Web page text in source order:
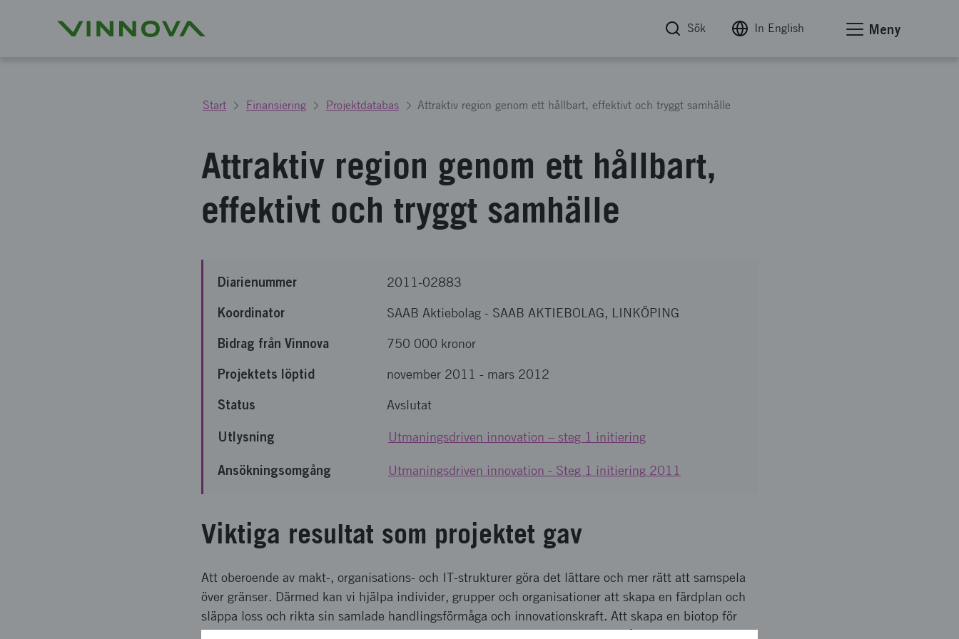
Sök In English Meny
Start Finansiering Projektdatabas Attraktiv region genom ett hållbart, effektivt och tryggt samhälle
Attraktiv region genom ett hållbart,
effektivt och tryggt samhälle
Diarienummer 2011-02883
Koordinator SAAB Aktiebolag - SAAB AKTIEBOLAG, LINKÖPING
Bidrag från Vinnova 750 000 kronor
Projektets löptid november 2011 - mars 2012
Status Avslutat
Utlysning Utmaningsdriven innovation – steg 1 initiering
Ansökningsomgång Utmaningsdriven innovation - Steg 1 initiering 2011
Viktiga resultat som projektet gav
Att oberoende av makt-, organisations- och IT-strukturer göra det lättare och mer rätt att samspela
över gränser. Därmed kan vi hjälpa individer, grupper och organisationer att skapa en färdplan och
släppa loss och rikta sin samlade handlingsförmåga och innovationskraft. Att skapa en biotop för